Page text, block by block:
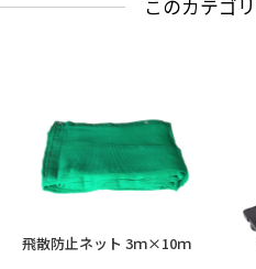
このカテゴ
飛散防止ネット 3ｍ×10ｍ